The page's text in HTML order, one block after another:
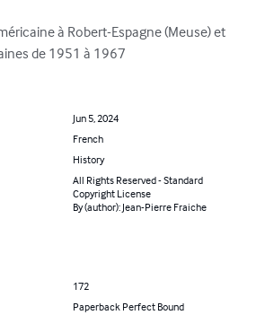
à Robert-Espagne (Meuse) et
de 1951 à 1967
Jun 5, 2024
French
History
All Rights Reserved - Standard
Copyright License
By (author): Jean-Pierre Fraiche
172
Paperback Perfect Bound